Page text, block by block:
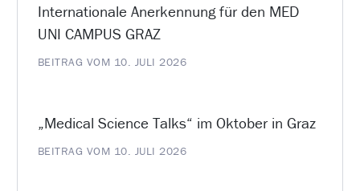
Internationale Anerkennung für den MED
UNI CAMPUS GRAZ
BEITRAG VOM 10. JULI 2026
„Medical Science Talks“ im Oktober in Graz
BEITRAG VOM 10. JULI 2026